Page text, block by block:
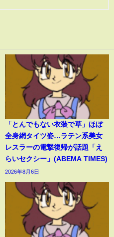
「とんでもない衣装で草」ほぼ
全身網タイツ姿…ラテン系美女
レスラーの電撃復帰が話題「え
らいセクシー」(ABEMA TIMES)
2026年8月6日